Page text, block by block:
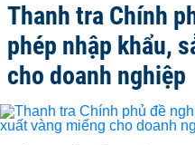
Thanh tra Chính
phép nhập khẩu,
cho doanh nghiệp